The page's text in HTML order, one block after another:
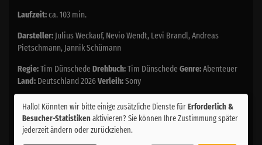
Laufzeit:ca. 103 min.
Darsteller: Julius Weckauf, Nevio Wendt, Levi Brandl, Andreas
Pietschmann, Jannik Schümann
Regie:Tim Dünschede Drehbuch:Tim Dünschede Genre:Abenteuer
Land: Deutschland 2026Verleih:Sony
Inhalte zum Teil von
© CINEPROG ...macht Lust auf Ihr Kino!
Hallo! Könnten wir bitte einige zusätzliche Dienste fürErforderlich &
Besucher-Statistikenaktivieren? Sie können Ihre Zustimmung später
jederzeit ändern oder zurückziehen.